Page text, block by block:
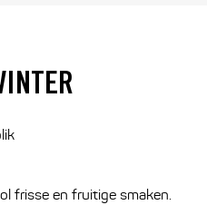
frisse en fruitige smaken.